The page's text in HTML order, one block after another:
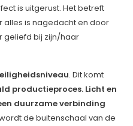
is uitgerust. Het betreft
alles is nagedacht en door
geliefd bij zijn/haar
. Dit komt
productieproces. Licht en
duurzame verbinding
de buitenschaal van de